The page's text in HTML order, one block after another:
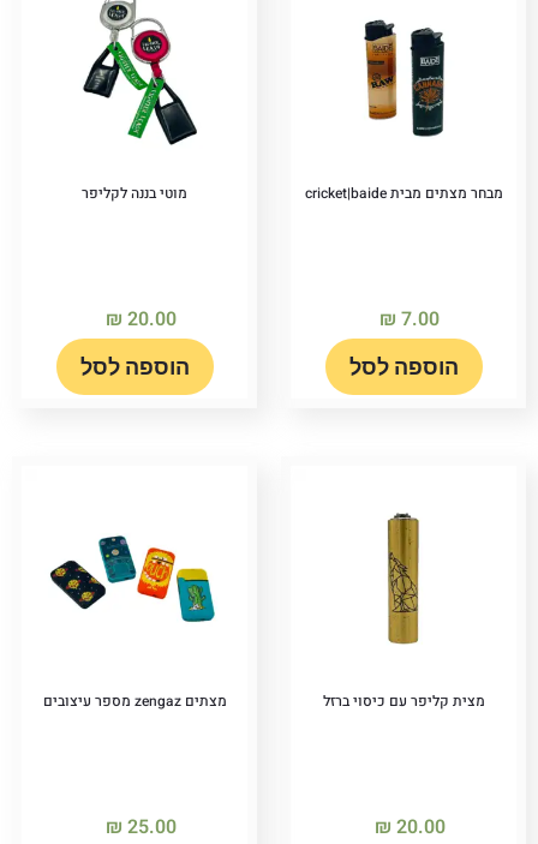
מבחר מצתים מבית cricket|baide
₪ 7.00
הוספה לסל
מוטי בננה לקליפר
₪ 20.00
הוספה לסל
מצית קליפר עם כיסוי ברזל
₪ 20.00
מצתים zengaz מספר עיצובים
₪ 25.00